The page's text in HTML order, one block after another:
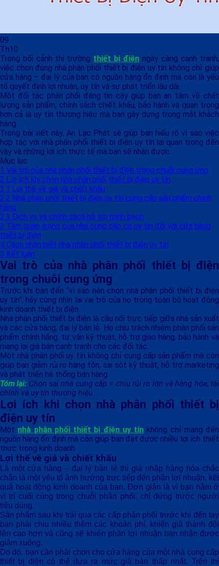
09
Th10
Trong bối cảnh thị trường thiết bị điện ngày càng cạnh tranh,
việc chọn đúng nhà phân phối thiết bị điện uy tín không chỉ giúp
cửa hàng – đại lý của bạn có nguồn hàng ổn định mà còn là yếu
tố quyết định lợi nhuận, uy tín và sự phát triển lâu dài.
Một đối tác phân phối đáng tin cậy giúp bạn an tâm về chất
lượng sản phẩm, chính sách chiết khấu, bảo hành và quan trọng
hơn cả là uy tín thương hiệu mà bạn gây dựng trong mắt khách
hàng.
Trong bài viết này, An Lạc Phát sẽ giúp bạn hiểu rõ vì sao việc
hợp tác với nhà phân phối thiết bị điện uy tín lại quan trọng đến
vậy và những lợi ích thực tế mà bạn sẽ nhận được.
Mục lục
1 Vai trò của nhà phân phối thiết bị điện trong chuỗi cung ứng
2 Lợi ích khi chọn nhà phân phối thiết bị điện uy tín
2.1 Lợi thế về giá và chiết khấu
2.2 Nhà phân phối thiết bị điện uy tín cung cấp sản phẩm chính
hãng
2.3 Dịch vụ và chính sách hỗ trợ minh bạch
3 Tầm quan trọng của nhà cung cấp có uy tín đối với cửa hàng
thiết bị điện
4 Cách nhận biết nhà phân phối thiết bị điện uy tín
5 Kết luận
Vai trò của nhà phân phối thiết bị điện
trong chuỗi cung ứng
Trước khi bàn đến “vì sao nên chọn nhà phân phối thiết bị điện
uy tín”, hãy cùng nhìn lại vai trò của họ trong toàn bộ hoạt động
kinh doanh thiết bị điện.
Nhà phân phối thiết bị điện là cầu nối trực tiếp giữa nhà sản xuất
và các cửa hàng, đại lý bán lẻ. Họ chịu trách nhiệm phân phối sản
phẩm chính hãng, tư vấn kỹ thuật, hỗ trợ giao hàng, bảo hành và
mang lại giá bán cạnh tranh cho các đối tác.
Một nhà phân phối uy tín không chỉ cung cấp sản phẩm mà còn
giúp bạn giảm rủi ro hàng tồn, sai sót kỹ thuật, hỗ trợ marketing
và phát triển hệ thống bán hàng.
Tóm lại: Chọn sai nhà cung cấp = chịu rủi ro lớn về hàng hóa, tài
chính và uy tín thương hiệu.
Lợi ích khi chọn nhà phân phối thiết bị
điện uy tín
Một nhà phân phối thiết bị điện uy tín không chỉ mang đến
nguồn hàng ổn định mà còn giúp bạn đạt được nhiều lợi ích thiết
thực trong kinh doanh.
Lợi thế về giá và chiết khấu
Là một cửa hàng – đại lý bán lẻ thì giá nhập hàng hóa chắc
chắn là một yếu tố ảnh hưởng trực tiếp đến phần lợi nhuận, kết
quả hoạt động kinh doanh của bạn. Đơn giản là vì bạn nằm ở
vị trí cuối cùng trong chuỗi phân phối, chỉ đứng trước người
tiêu dùng.
Sản phẩm sau khi trải qua các cấp phân phối trước khi đến tay
bạn phải chịu nhiều thêm các khoản phí, khiến giá thành đội
lên cao hơn và cũng sẽ khiến phần lợi nhuận bạn nhận được
giảm xuống.
Do đó, bạn cần phải chọn cho cửa hàng của một nhà cung cấp
thiết bị điện có thể đưa ra mức giá bán thấp nhất. Trên thị